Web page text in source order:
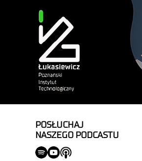
POSŁUCHAJ
NASZEGO PODCASTU